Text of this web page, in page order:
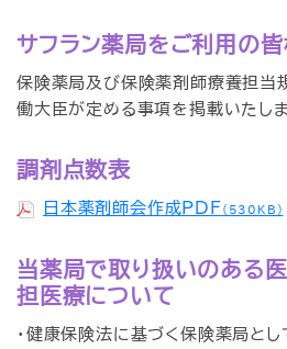
サフラン薬局をご利用の
保険薬局及び保険薬剤師療養担当
働大臣が定める事項を掲載いたしま
調剤点数表
日本薬剤師会作成PDF （530KB）
当薬局で取り扱いのある
担医療について
・健康保険法に基づく保険薬局とし